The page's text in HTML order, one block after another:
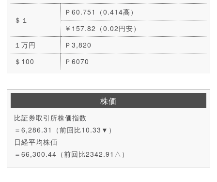
＄１
Ｐ60.751（0.414高）
￥157.82（0.02円安）
１万円
Ｐ3,820
＄100
Ｐ6070
株価
比証券取引所株価指数
＝6,286.31（前回比10.33▼）
日経平均株価
＝66,300.44（前回比2342.91△）